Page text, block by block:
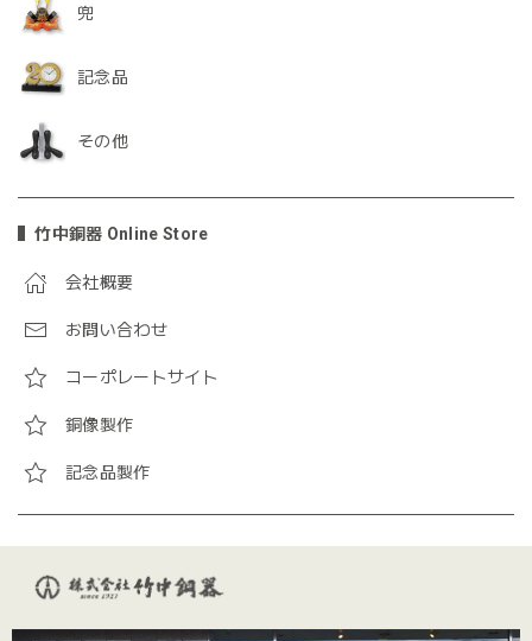
兜
記念品
その他
竹中銅器 Online Store
会社概要
お問い合わせ
コーポレートサイト
銅像製作
記念品製作